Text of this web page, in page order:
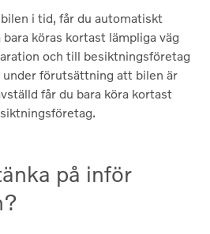
i tid, får du automatiskt
köras kortast lämpliga väg
och till besiktningsföretag
förutsättning att bilen är
får du bara köra kortast
på inför